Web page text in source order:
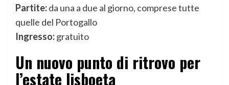
Partite:da una a due al giorno, comprese tutte
quelle del Portogallo
Ingresso:gratuito
Un nuovo punto di ritrovo per
l’estate lisboeta